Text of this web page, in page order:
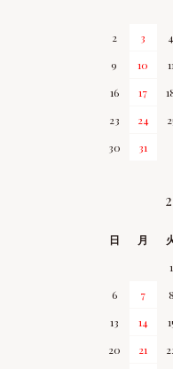
2
3 4
9
10
16
17
23
24
30
31
日 月
1
6
7 8
13
14
20
21